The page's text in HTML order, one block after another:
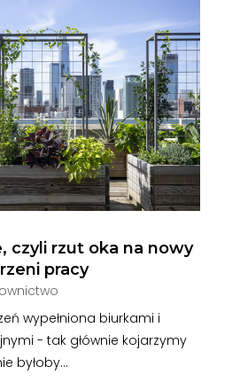
czyli rzut oka na nowy
pracy
wypełniona biurkami i
- tak głównie kojarzymy
byłoby...